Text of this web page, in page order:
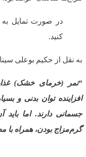
در صورت تمایل به
کنید.
به نقل از حکیم بوعلی
“تمر (خرمای خشک)
افزاینده توان بدنی و
جسمانی دارند. اما
گرم‌مزاج بودن، همراه